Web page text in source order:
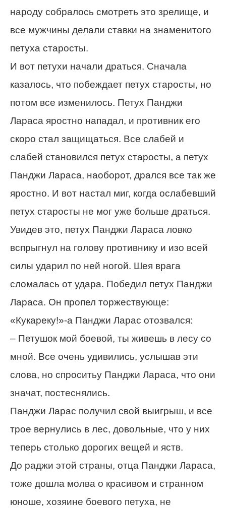
народу собралось смотреть это зрелище, и
все мужчины делали ставки на знаменитого
петуха старосты.
И вот петухи начали драться. Сначала
казалось, что побеждает петух старосты, но
потом все изменилось. Петух Панджи
Лараса яростно нападал, и противник его
скоро стал защищаться. Все слабей и
слабей становился петух старосты, а петух
Панджи Лараса, наоборот, дрался все так же
яростно. И вот настал миг, когда ослабевший
петух старосты не мог уже больше драться.
Увидев это, петух Панджи Лараса ловко
вспрыгнул на голову противнику и изо всей
силы ударил по ней ногой. Шея врага
сломалась от удара. Победил петух Панджи
Лараса. Он пропел торжествующе:
«Кукареку!»-а Панджи Ларас отозвался:
– Петушок мой боевой, ты живешь в лесу со
мной. Все очень удивились, услышав эти
слова, но спроситьу Панджи Лараса, что они
значат, постеснялись.
Панджи Ларас получил свой выигрыш, и все
трое вернулись в лес, довольные, что у них
теперь столько дорогих вещей и яств.
До раджи этой страны, отца Панджи Лараса,
тоже дошла молва о красивом и странном
юноше, хозяине боевого петуха, не